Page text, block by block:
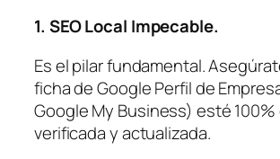
1. SEO Local Impecable.
Es el pilar fundamental.
ficha de Google Perfil de
Google My Business) esté
verificada y actualizada.